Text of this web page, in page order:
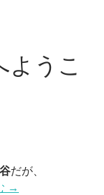
うこ
だが、
→